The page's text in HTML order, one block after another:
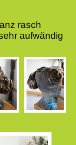
rasch
aufwändig